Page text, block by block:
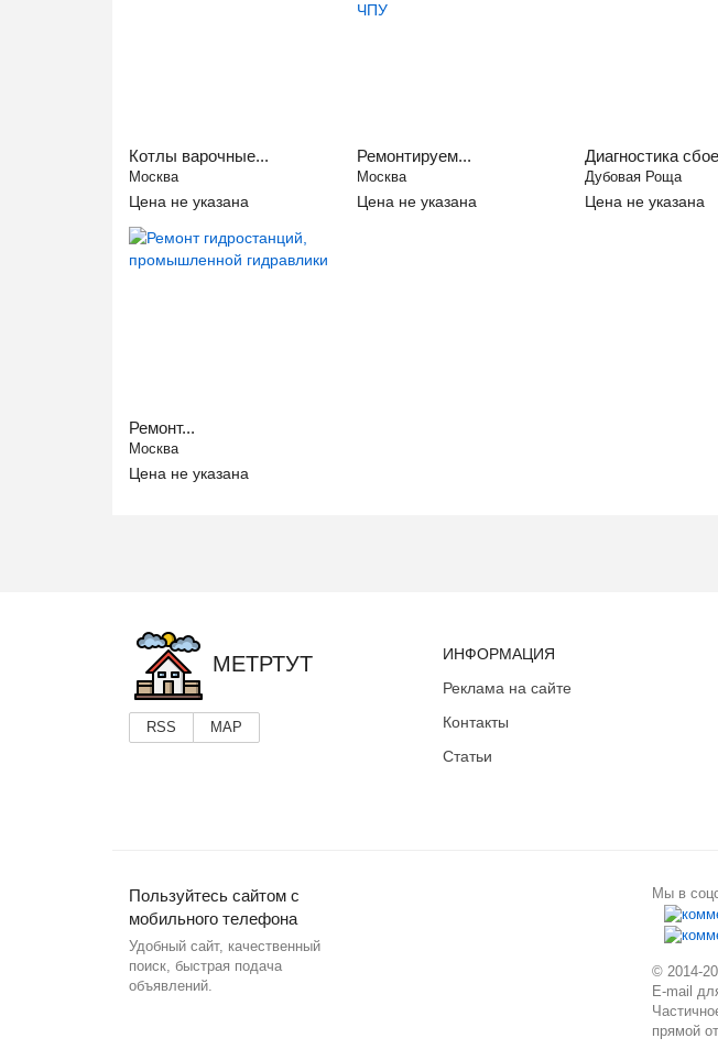
Котлы варочные...
Москва
Цена не указана
Ремонтируем...
Москва
Цена не указана
Диагностика
Дубовая Роща
Цена не указана
Ремонт...
Москва
Цена не указана
МЕТРТУТ
RSS MAP
ИНФОРМАЦИЯ
Реклама на сайте
Контакты
Статьи
Пользуйтесь сайтом с
мобильного телефона
Удобный сайт, качественный
поиск, быстрая подача
объявлений.
Мы в
© 2014-
E-mail
прямой